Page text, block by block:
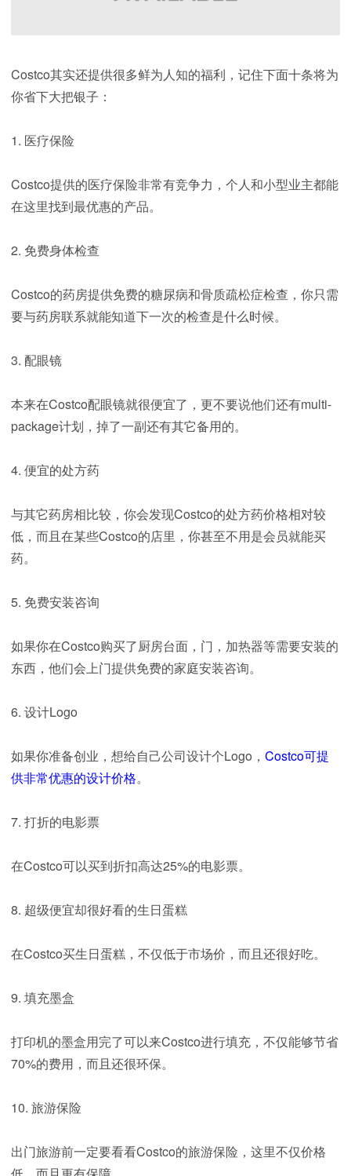
Costco其实还提供很多鲜为人知的福利，记住下面十条将为
你省下大把银子：
1. 医疗保险
Costco提供的医疗保险非常有竞争力，个人和小型业主都能
在这里找到最优惠的产品。
2. 免费身体检查
Costco的药房提供免费的糖尿病和骨质疏松症检查，你只需
要与药房联系就能知道下一次的检查是什么时候。
3. 配眼镜
本来在Costco配眼镜就很便宜了，更不要说他们还有multi-
package计划，掉了一副还有其它备用的。
4. 便宜的处方药
与其它药房相比较，你会发现Costco的处方药价格相对较
低，而且在某些Costco的店里，你甚至不用是会员就能买
药。
5. 免费安装咨询
如果你在Costco购买了厨房台面，门，加热器等需要安装的
东西，他们会上门提供免费的家庭安装咨询。
6. 设计Logo
如果你准备创业，想给自己公司设计个Logo， Costco可提
供非常优惠的设计价格。
7. 打折的电影票
在Costco可以买到折扣高达25%的电影票。
8. 超级便宜却很好看的生日蛋糕
在Costco买生日蛋糕，不仅低于市场价，而且还很好吃。
9. 填充墨盒
打印机的墨盒用完了可以来Costco进行填充，不仅能够节省
70%的费用，而且还很环保。
10. 旅游保险
出门旅游前一定要看看Costco的旅游保险，这里不仅价格